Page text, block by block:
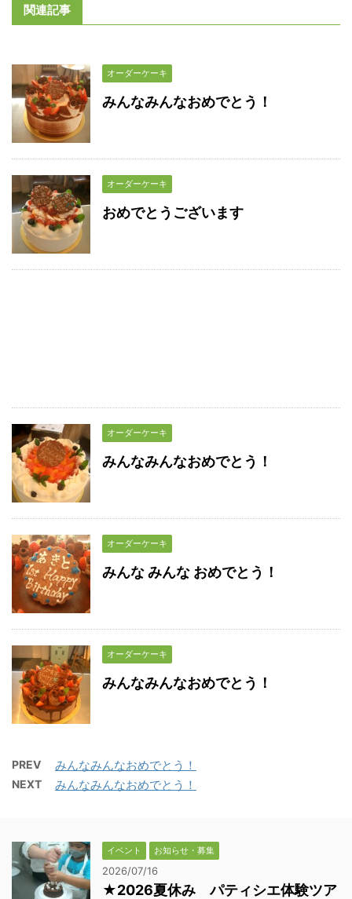
関連記事
オーダーケーキ
みんなみんなおめでとう！
オーダーケーキ
おめでとうございます
オーダーケーキ
みんなみんなおめでとう！
オーダーケーキ
みんな みんな おめでとう！
オーダーケーキ
みんなみんなおめでとう！
PREV みんなみんなおめでとう！
NEXT みんなみんなおめでとう！
イベント お知らせ・募集
2026/07/16
★2026夏休み パティシエ体験ツア